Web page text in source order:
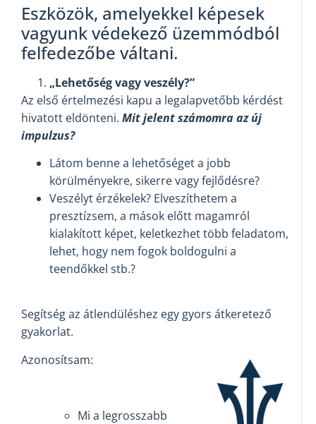
Eszközök, amelyekkel képesek
vagyunk védekező üzemmódból
felfedezőbe váltani.
„Lehetőség vagy veszély?”
Az első értelmezési kapu a legalapvetőbb kérdést
hivatott eldönteni. Mit jelent számomra az új
impulzus?
Látom benne a lehetőséget a jobb
körülményekre, sikerre vagy fejlődésre?
Veszélyt érzékelek? Elveszíthetem a
presztízsem, a mások előtt magamról
kialakított képet, keletkezhet több feladatom,
lehet, hogy nem fogok boldogulni a
teendőkkel stb.?
Segítség az átlendüléshez egy gyors átkeretező
gyakorlat.
Azonosítsam:
Mi a legrosszabb